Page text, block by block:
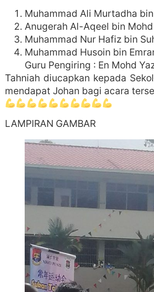
Muhammad Ali Murtadha
Anugerah Al-Aqeel bin
Muhammad Nur Hafiz bin
Muhammad Husoin bin
Guru Pengiring : En Mohd
Tahniah diucapkan kepada
mendapat Johan bagi acara
LAMPIRAN GAMBAR